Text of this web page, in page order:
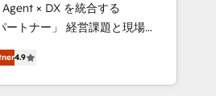
Configure
revenue process. Sales,
wired together. ➤ AI
Breeze AI, custom
to remove manual work. ➤
× DX を統合する
経営課題と現場業
ィブ・エージェンシーとし
の実装力で顧客フロント業務
社
4.9